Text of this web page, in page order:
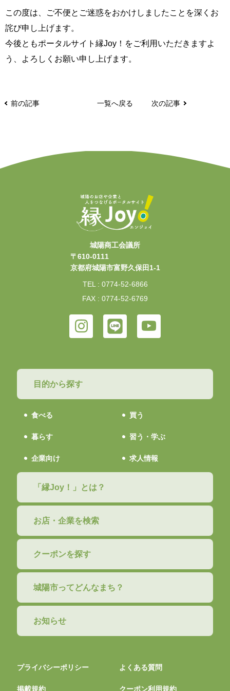
この度は、ご不便とご迷惑をおかけしましたことを深くお
詫び申し上げます。
今後ともポータルサイト縁Joy！をご利用いただきますよ
う、よろしくお願い申し上げます。
前の記事 一覧へ戻る 次の記事
城陽商工会議所
〒610-0111
京都府城陽市富野久保田1-1
TEL : 0774-52-6866
FAX : 0774-52-6769
目的から探す
食べる 買う
暮らす 習う・学ぶ
企業向け 求人情報
「縁Joy！」とは？
お店・企業を検索
クーポンを探す
城陽市ってどんなまち？
お知らせ
プライバシーポリシー よくある質問
掲載規約 クーポン利用規約